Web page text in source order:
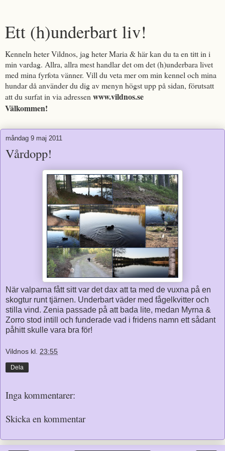
Ett (h)underbart liv!
Kenneln heter Vildnos, jag heter Maria & här kan du ta en titt in i
min vardag. Allra, allra mest handlar det om det (h)underbara livet
med mina fyrfota vänner. Vill du veta mer om min kennel och mina
hundar då använder du dig av menyn högst upp på sidan, förutsatt
att du surfat in via adressen www.vildnos.se
Välkommen!
måndag 9 maj 2011
Vårdopp!
När valparna fått sitt var det dax att ta med de vuxna på en
skogtur runt tjärnen. Underbart väder med fågelkvitter och
stilla vind. Zenia passade på att bada lite, medan Myrna &
Zorro stod intill och funderade vad i fridens namn ett sådant
påhitt skulle vara bra för!
Vildnos kl. 23:55
Dela
Inga kommentarer:
Skicka en kommentar